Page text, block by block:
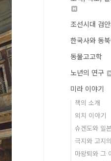
조선시대 검
한국사와 동
동물고고학
노년의 연구
미라 이야기
책의 소개
외치 이야기
슈겐도와 일
극지와 고지
마왕퇴와 그